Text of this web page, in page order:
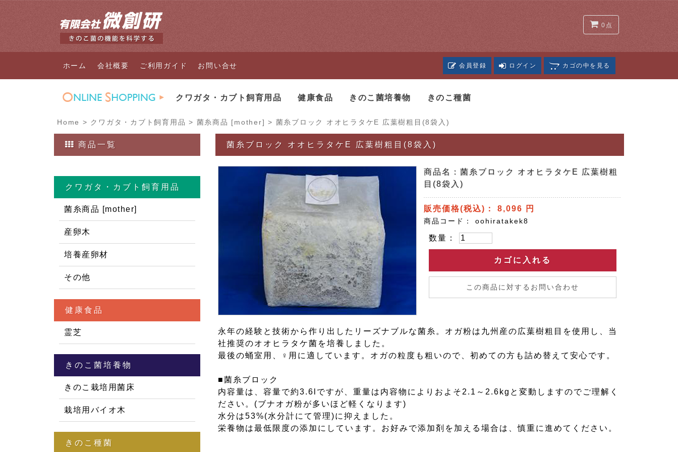
0点
ホーム 会社概要 ご利用ガイド お問い合せ 会員登録 ログイン カゴの中 を見る
クワガタ・カブト飼育用品 健康食品 きのこ菌培養物 きのこ種菌
Home > クワガタ・カブト飼育用品 > 菌糸商品 [mother] > 菌糸ブロック オオヒラタケE 広葉樹粗目(8袋入)
菌糸ブロック オオヒラタケE 広葉樹粗目(8袋入)
商品名：菌糸ブロック オオヒラタケE 広葉樹粗
目(8袋入)
販売価格(税込)： 8,096 円
商品コード： oohiratakek8
数量：
カゴに入れる
この商品に対するお問い合わせ
永年の経験と技術から作り出したリーズナブルな菌糸。オガ粉は九州産の広葉樹粗目を使用し、当
社推奨のオオヒラタケ菌を培養しました。
最後の蛹室用、♀用に適しています。オガの粒度も粗いので、初めての方も詰め替えて安心です。
■菌糸ブロック
内容量は、容量で約3.6lですが、重量は内容物によりおよそ2.1～2.6kgと変動しますのでご理解く
ださい。(ブナオガ粉が多いほど軽くなります)
水分は53%(水分計にて管理)に抑えました。
栄養物は最低限度の添加にしています。お好みで添加剤を加える場合は、慎重に進めてください。
商品一覧
クワガタ・カブト飼育用品
菌糸商品 [mother]
産卵木
培養産卵材
その他
健康食品
霊芝
きのこ菌培養物
きのこ栽培用菌床
栽培用バイオ木
きのこ種菌